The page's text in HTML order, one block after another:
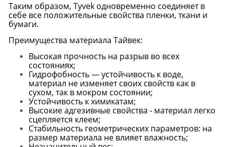
Таким образом, Tyvek одновременно соединяет в
себе все положительные свойства пленки, ткани и
бумаги.
Преимущества материала Тайвек:
Высокая прочность на разрыв во всех
состояниях;
Гидрофобность — устойчивость к воде,
материал не изменяет своих свойств как в
сухом, так в мокром состоянии;
Устойчивость к химикатам;
Высокие адгезивные свойства - материал легко
сцепляется клеем;
Cтабильность геометрических параметров: на
размер материала не влияет влажность;